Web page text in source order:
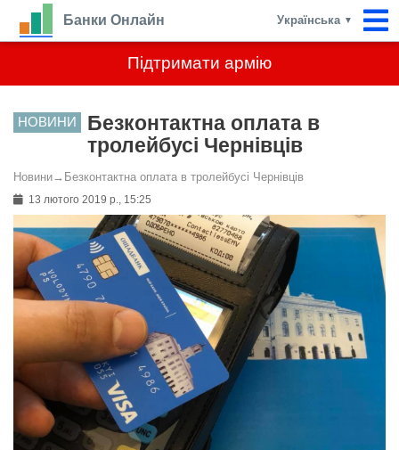
Підтримати армію
Банки Онлайн Українська ▼
НОВИНИ
Безконтактна оплата в
тролейбусі Чернівців
Новини→ Безконтактна оплата в тролейбусі Чернівців
13 лютого 2019 р., 15:25